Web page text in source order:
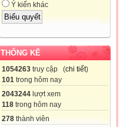
Ý kiến khác
THỐNG KÊ
1054263 truy cập (chi tiết)
101 trong hôm nay
2043244 lượt xem
118 trong hôm nay
278 thành viên